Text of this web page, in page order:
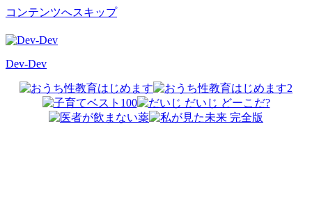
コンテンツへスキップ
Dev-Dev